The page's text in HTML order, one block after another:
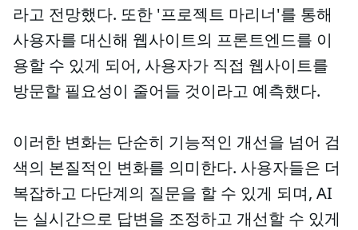
라고 전망했다. 또한 '프로젝트 마리너'를 통해
사용자를 대신해 웹사이트의 프론트엔드를 이
용할 수 있게 되어, 사용자가 직접 웹사이트를
방문할 필요성이 줄어들 것이라고 예측했다.
이러한 변화는 단순히 기능적인 개선을 넘어 검
색의 본질적인 변화를 의미한다. 사용자들은 더
복잡하고 다단계의 질문을 할 수 있게 되며, AI
는 실시간으로 답변을 조정하고 개선할 수 있게